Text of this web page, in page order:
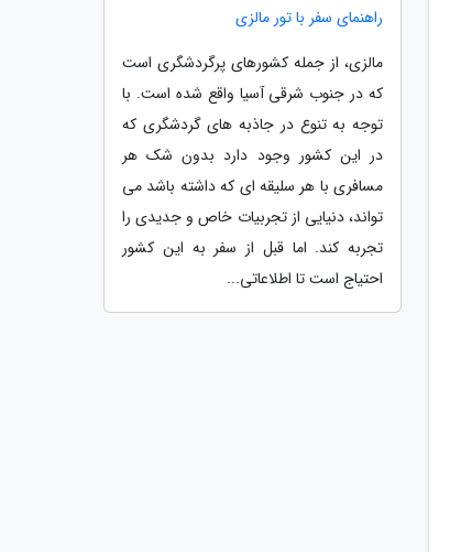
راهنمای سفر با تور مالزی
مالزی، از جمله کشورهای پرگردشگری است
که در جنوب شرقی آسیا واقع شده است. با
توجه به تنوع در جاذبه های گردشگری که
در این کشور وجود دارد بدون شک هر
مسافری با هر سلیقه ای که داشته باشد می
تواند، دنیایی از تجربیات خاص و جدیدی را
تجربه کند. اما قبل از سفر به این کشور
احتیاج است تا اطلاعاتی...